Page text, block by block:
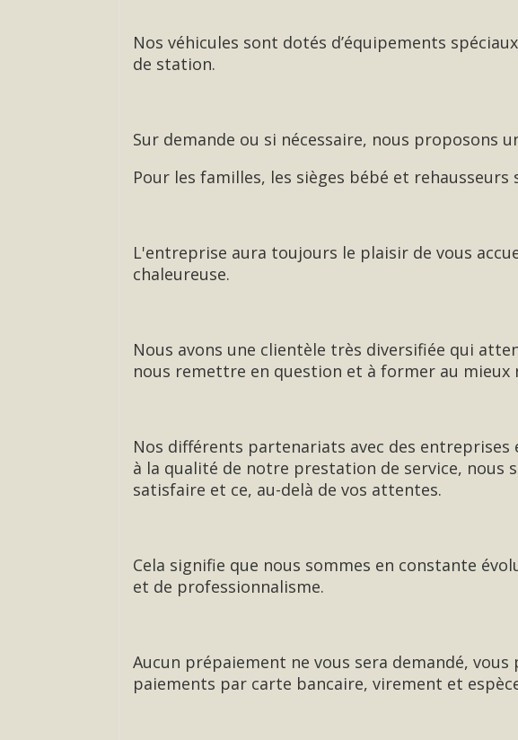
Nos véhicules sont dotés d’équipements
de station.
Sur demande ou si nécessaire, nous proposons
Pour les familles, les sièges bébé et
L'entreprise aura toujours le plaisir de vous
chaleureuse.
Nous avons une clientèle très diversifiée qui
nous remettre en question et à former au mieux
Nos différents partenariats avec des
à la qualité de notre prestation de service, nous
satisfaire et ce, au-delà de vos attentes.
Cela signifie que nous sommes en constante
et de professionnalisme.
Aucun prépaiement ne vous sera demandé,
paiements par carte bancaire, virement et